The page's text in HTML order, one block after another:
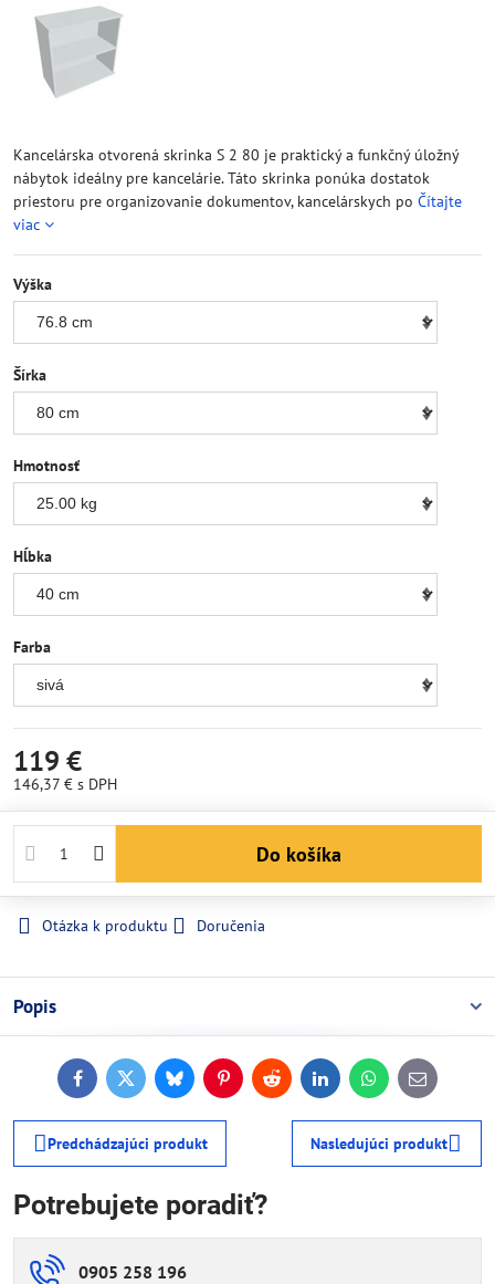
Kancelárska otvorená skrinka S 2 80 je praktický a funkčný úložný
nábytok ideálny pre kancelárie. Táto skrinka ponúka dostatok
priestoru pre organizovanie dokumentov, kancelárskych po Čítajte
viac
Výška
Šírka
Hmotnosť
Hĺbka
Farba
119 €
146,37 € s DPH
Do košíka
Otázka k produktu Doručenia
Popis
FacebookTwitterBlueskyPinterestReddit LinkedInWhatsApp
E-
mail
Predchádzajúci produkt Nasledujúci produkt
Potrebujete poradiť?
0905 258 196